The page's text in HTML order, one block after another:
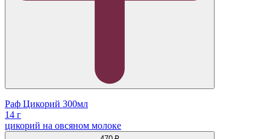
Раф Цикорий 300мл
14 г
цикорий на овсяном молоке